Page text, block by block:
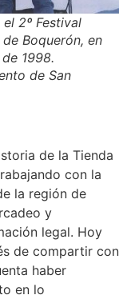
2º Festival
Boquerón, en
1998.
de San
de la Tienda
con la
la región de
y
legal. Hoy
de compartir con
haber
en lo